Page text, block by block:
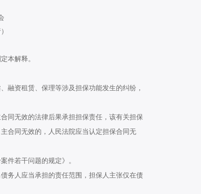
本解释。
资租赁、保理等涉及担保功能发生的纠纷，
无效的法律后果承担担保责任，该有关担保
合同无效的，人民法院应当认定担保合同无
件若干问题的规定》。
人应当承担的责任范围，担保人主张仅在债